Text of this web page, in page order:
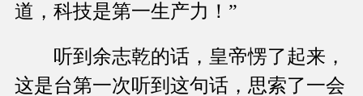
道，科技是第一生产力！”
听到余志乾的话，皇帝愣了起来，
这是台第一次听到这句话，思索了一会